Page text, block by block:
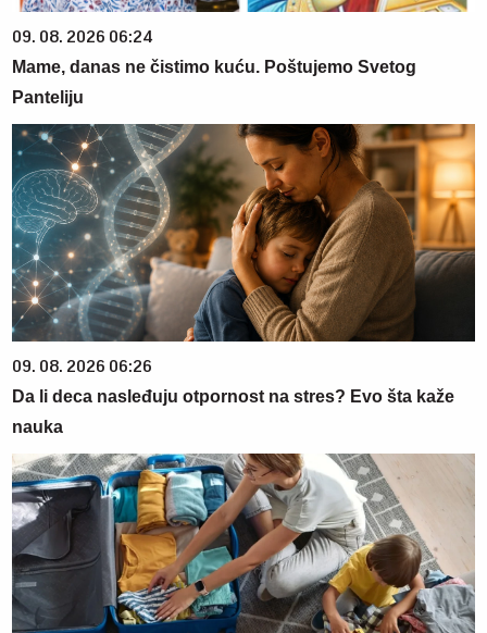
09. 08. 2026 06:24
Mame, danas ne čistimo kuću. Poštujemo Svetog
Panteliju
09. 08. 2026 06:26
Da li deca nasleđuju otpornost na stres? Evo šta kaže
nauka